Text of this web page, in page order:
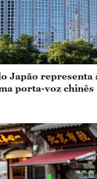
Japão representa
porta-voz chinês